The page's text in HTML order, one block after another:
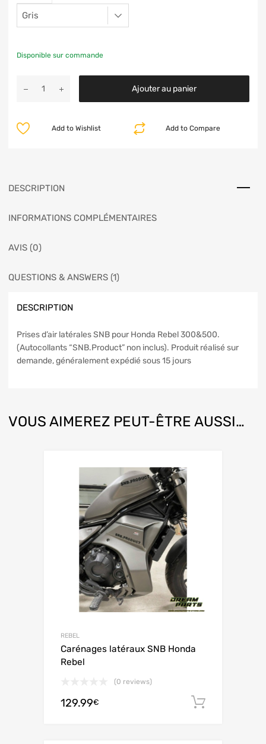
Disponible sur commande
Ajouter au panier
Add to Compare
Add to Wishlist
DESCRIPTION
INFORMATIONS COMPLÉMENTAIRES
AVIS (0)
QUESTIONS & ANSWERS (1)
DESCRIPTION
Prises d’air latérales SNB pour Honda Rebel 300&500.
(Autocollants “SNB.Product” non inclus). Produit réalisé sur
demande, généralement expédié sous 15 jours
VOUS AIMEREZ PEUT-ÊTRE AUSSI…
REBEL
Carénages latéraux SNB Honda
Rebel
(0 reviews)
129.99€